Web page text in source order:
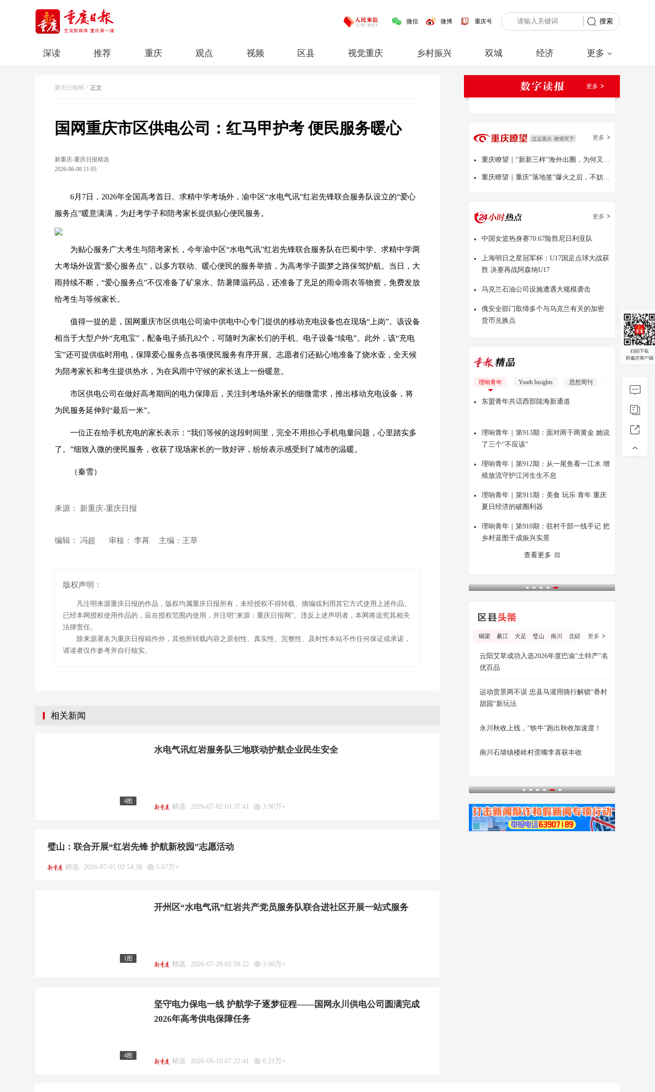
微信 微博 重庆号 搜索
深读 推荐 重庆 观点 视频 区县 视觉重庆 乡村振兴 双城 经济 更多
重庆日报网 > 正文
国网重庆市区供电公司：红马甲护考 便民服务暖心
新重庆-重庆日报精选
2026-06-08 11:05
6月7日，2026年全国高考首日。求精中学考场外，渝中区“水电气讯”红岩先锋联合服务队设立的“爱心
服务点”暖意满满，为赶考学子和陪考家长提供贴心便民服务。
为贴心服务广大考生与陪考家长，今年渝中区“水电气讯”红岩先锋联合服务队在巴蜀中学、求精中学两
大考场外设置“爱心服务点”，以多方联动、暖心便民的服务举措，为高考学子圆梦之路保驾护航。当日，大
雨持续不断，“爱心服务点”不仅准备了矿泉水、防暑降温药品，还准备了充足的雨伞雨衣等物资，免费发放
给考生与等候家长。
值得一提的是，国网重庆市区供电公司渝中供电中心专门提供的移动充电设备也在现场“上岗”。该设备
相当于大型户外“充电宝”，配备电子插孔82个，可随时为家长们的手机、电子设备“续电”。此外，该“充电
宝”还可提供临时用电，保障爱心服务点各项便民服务有序开展。志愿者们还贴心地准备了烧水壶，全天候
为陪考家长和考生提供热水，为在风雨中守候的家长送上一份暖意。
市区供电公司在做好高考期间的电力保障后，关注到考场外家长的细微需求，推出移动充电设备，将
为民服务延伸到“最后一米”。
一位正在给手机充电的家长表示：“我们等候的这段时间里，完全不用担心手机电量问题，心里踏实多
了。”细致入微的便民服务，收获了现场家长的一致好评，纷纷表示感受到了城市的温暖。
（秦雪）
来源： 新重庆-重庆日报
编辑： 冯超 审核： 李苒 主编：王萃
版权声明：
凡注明来源重庆日报的作品，版权均属重庆日报所有，未经授权不得转载、摘编或利用其它方式使用上述作品。
已经本网授权使用作品的，应在授权范围内使用，并注明“来源：重庆日报网”。违反上述声明者，本网将追究其相关
法律责任。
除来源署名为重庆日报稿件外，其他所转载内容之原创性、真实性、完整性、及时性本站不作任何保证或承诺，
请读者仅作参考并自行核实。
相关新闻
4图
水电气讯红岩服务队三地联动护航企业民生安全
精选 2026-07-02 03:37:41 3.90万+
璧山：联合开展“红岩先锋 护航新校园”志愿活动
精选 2026-07-01 02:54:38 5.07万+
1图
开州区“水电气讯”红岩共产党员服务队联合进社区开展一站式服务
精选 2026-07-28 02:50:22 3.60万+
4图
坚守电力保电一线 护航学子逐梦征程——国网永川供电公司圆满完成
2026年高考供电保障任务
精选 2026-06-10 07:22:41 6.21万+
更多
更多
• 重庆瞭望｜“新新三样”海外出圈，为何又是中国
• 重庆瞭望｜重庆“落地签”爆火之后，不妨多问几句
更多
• 中国女篮热身赛70:67险胜尼日利亚队
•
上海明日之星冠军杯：U17国足点球大战获
胜 决赛再战阿森纳U17
• 乌克兰石油公司设施遭遇大规模袭击
•
俄安全部门取缔多个与乌克兰有关的加密
货币兑换点
理响青年 Youth Insights 思想周刊
• 东盟青年共话西部陆海新通道
•
理响青年｜第913期：面对两千两黄金 她说
了三个“不应该”
•
理响青年｜第912期：从一尾鱼看一江水 增
殖放流守护江河生生不息
•
理响青年｜第911期：美食 玩乐 青年 重庆
夏日经济的破圈利器
•
理响青年｜第910期：驻村干部一线手记 把
乡村蓝图干成振兴实景
查看更多
铜梁 綦江 大足 璧山 南川 北碚 更多
云阳艾草成功入选2026年度巴渝“土特产”名
优百品
运动赏景两不误 忠县马灌用骑行解锁“香村
甜园”新玩法
永川秋收上线，“铁牛”跑出秋收加速度！
南川石墙镇楼岭村歪嘴李喜获丰收